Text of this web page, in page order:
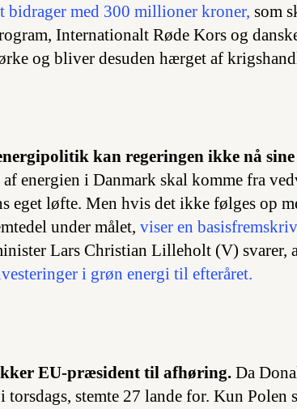
bidrager med 300 millioner kroner, som
Internationalt Røde Kors og
og bliver desuden hærget af
kan regeringen ikke nå
energien i Danmark skal komme fra
eget løfte. Men hvis det ikke følges op
under målet, viser en
Lars Christian Lilleholt (V) svarer,
i grøn energi til efteråret.
EU-præsident til afhøring. Da
torsdags, stemte 27 lande for. Kun Polen